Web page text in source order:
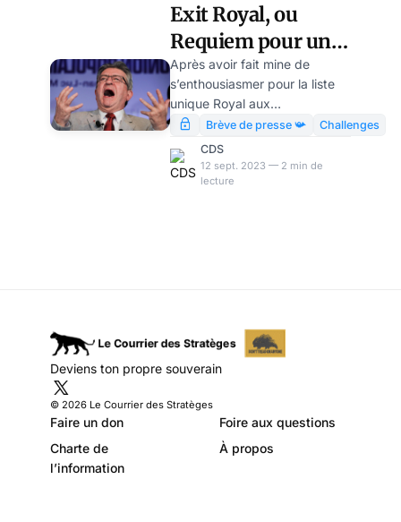
Exit Royal, ou
Requiem pour une
NUPES ? par
Modeste Schwartz
Après avoir fait mine de
s’enthousiasmer pour la liste
unique Royal aux
européennes, Mélenchon abat
le projet en plein vol.
Analysant la manœuvre dans
Challenges, Maurice Szafran y
Brève de presse 📯
Challenges
CDS
12 sept. 2023 — 2 min de
lecture
Deviens ton propre souverain
© 2026 Le Courrier des Stratèges
Faire un don
Foire aux questions
Charte de
l’information
À propos